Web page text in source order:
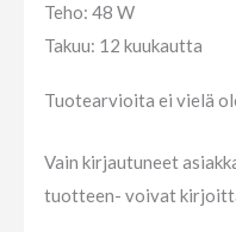
Teho: 48 W
Takuu: 12 kuukautta
Tuotearvioita ei vielä
Vain kirjautuneet
tuotteen- voivat